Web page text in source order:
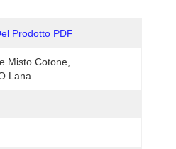
Prodotto PDF
Misto Cotone,
Lana